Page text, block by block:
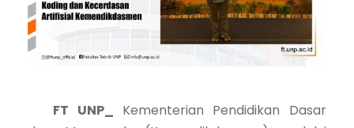
FT UNP_ Kementerian Pendidikan Dasar